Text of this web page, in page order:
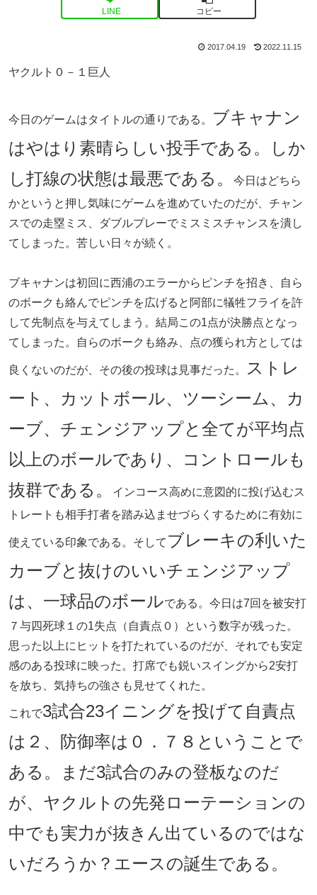
LINE コピー
2017.04.19 2022.11.15
ヤクルト０－１巨人
今日のゲームはタイトルの通りである。
ブキャナン
はやはり素晴らしい投手である。しか
し打線の状態は最悪である。
今日はどちら
かというと押し気味にゲームを進めていたのだが、チャン
スでの走塁ミス、ダブルプレーでミスミスチャンスを潰し
てしまった。苦しい日々が続く。
ブキャナンは初回に西浦のエラーからピンチを招き、自ら
のボークも絡んでピンチを広げると阿部に犠牲フライを許
して先制点を与えてしまう。結局この1点が決勝点となっ
てしまった。自らのボークも絡み、点の獲られ方としては
良くないのだが、その後の投球は見事だった。
ストレ
ート、カットボール、ツーシーム、カ
ーブ、チェンジアップと全てが平均点
以上のボールであり、コントロールも
抜群である。
インコース高めに意図的に投げ込むス
トレートも相手打者を踏み込ませづらくするために有効に
使えている印象である。そして ブレーキの利いた
カーブと抜けのいいチェンジアップ
は、一球品のボールである。今日は7回を被安打
７与四死球１の1失点（自責点０）という数字が残った。
思った以上にヒットを打たれているのだが、それでも安定
感のある投球に映った。打席でも鋭いスイングから2安打
を放ち、気持ちの強さも見せてくれた。
これで3試合23イニングを投げて自責点
は２、防御率は０．７８ということで
ある。まだ3試合のみの登板なのだ
が、ヤクルトの先発ローテーションの
中でも実力が抜きん出ているのではな
いだろうか？エースの誕生である。